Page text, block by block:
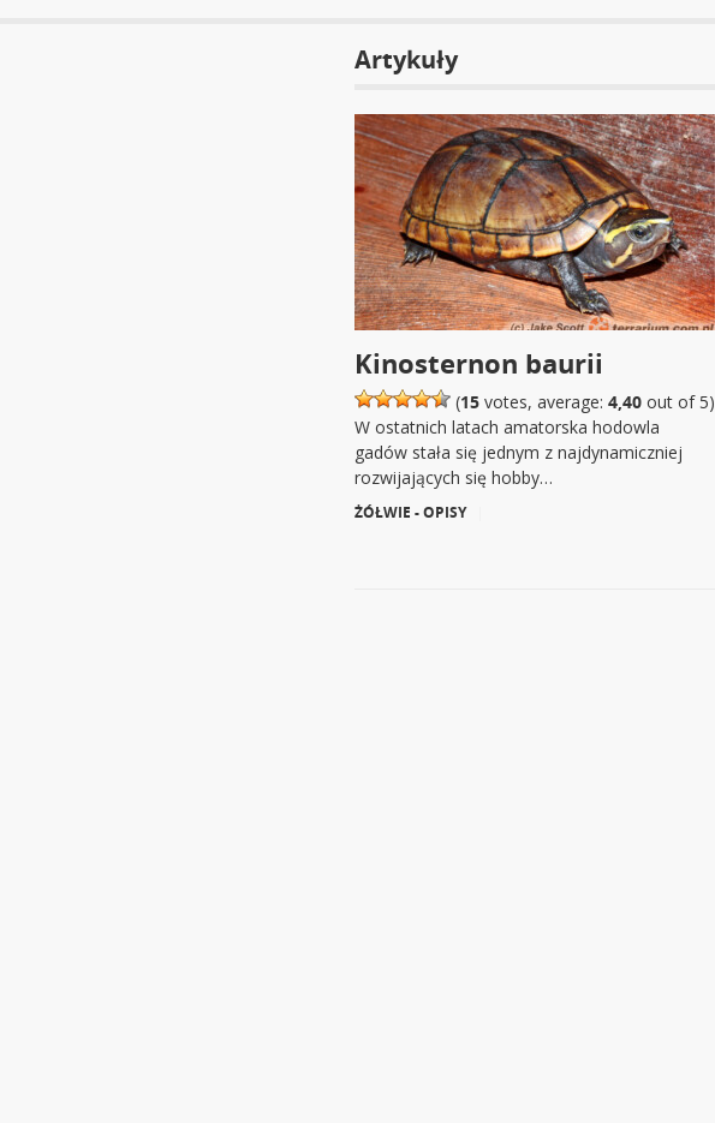
Artykuły
Kinosternon baurii
(15 votes, average: 4,40 out of 5)
W ostatnich latach amatorska hodowla
gadów stała się jednym z najdynamiczniej
rozwijających się hobby…
ŻÓŁWIE - OPISY